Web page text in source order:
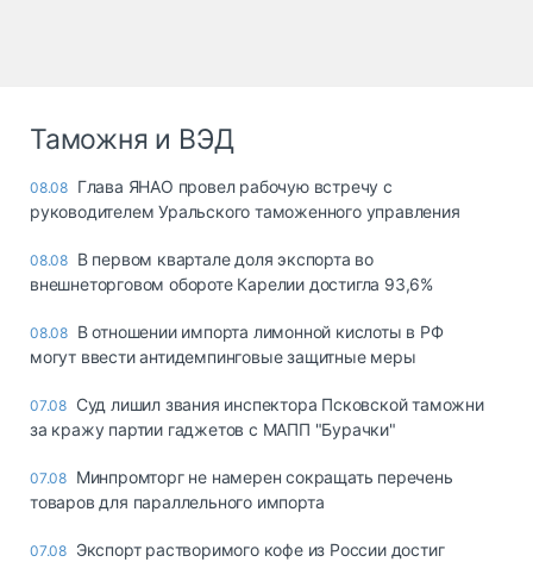
Таможня и ВЭД
08.08 Глава ЯНАО провел рабочую встречу с
руководителем Уральского таможенного управления
08.08 В первом квартале доля экспорта во
внешнеторговом обороте Карелии достигла 93,6%
08.08 В отношении импорта лимонной кислоты в РФ
могут ввести антидемпинговые защитные меры
07.08 Суд лишил звания инспектора Псковской таможни
за кражу партии гаджетов с МАПП "Бурачки"
07.08 Минпромторг не намерен сокращать перечень
товаров для параллельного импорта
07.08 Экспорт растворимого кофе из России достиг